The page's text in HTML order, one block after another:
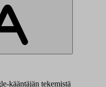
kääntäjän tekemistä